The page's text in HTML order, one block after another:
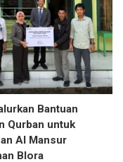
Bantuan
Qurban untuk
Al Mansur
Blora